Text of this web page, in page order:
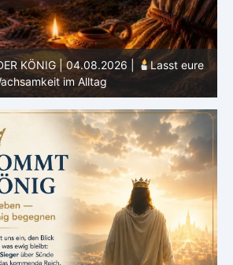
KÖNIG | 04.08.2026 |
Lasst eure
im Alltag